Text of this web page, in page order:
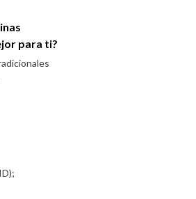
para ti?